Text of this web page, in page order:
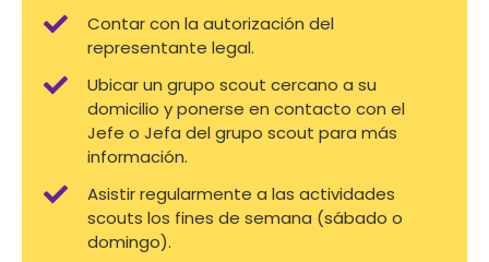
Contar con la autorización del
representante legal.
Ubicar un grupo scout cercano a su
domicilio y ponerse en contacto con el
Jefe o Jefa del grupo scout para más
información.
Asistir regularmente a las actividades
scouts los fines de semana (sábado o
domingo).